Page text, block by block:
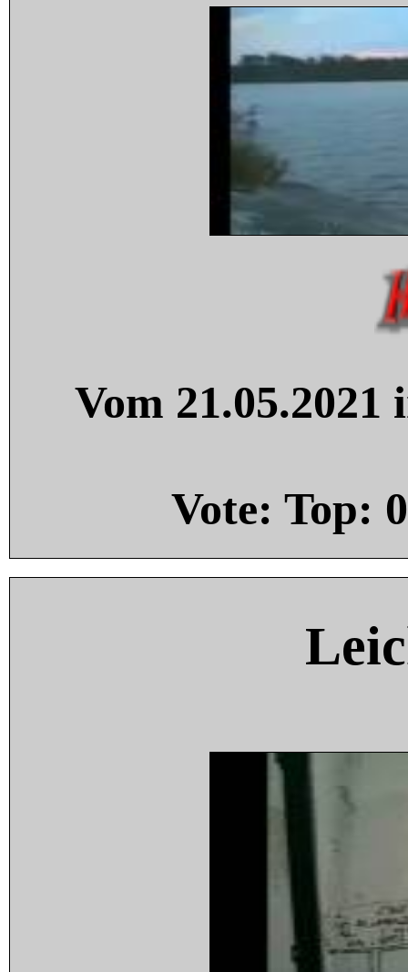
Vom
Vote: Top: 0